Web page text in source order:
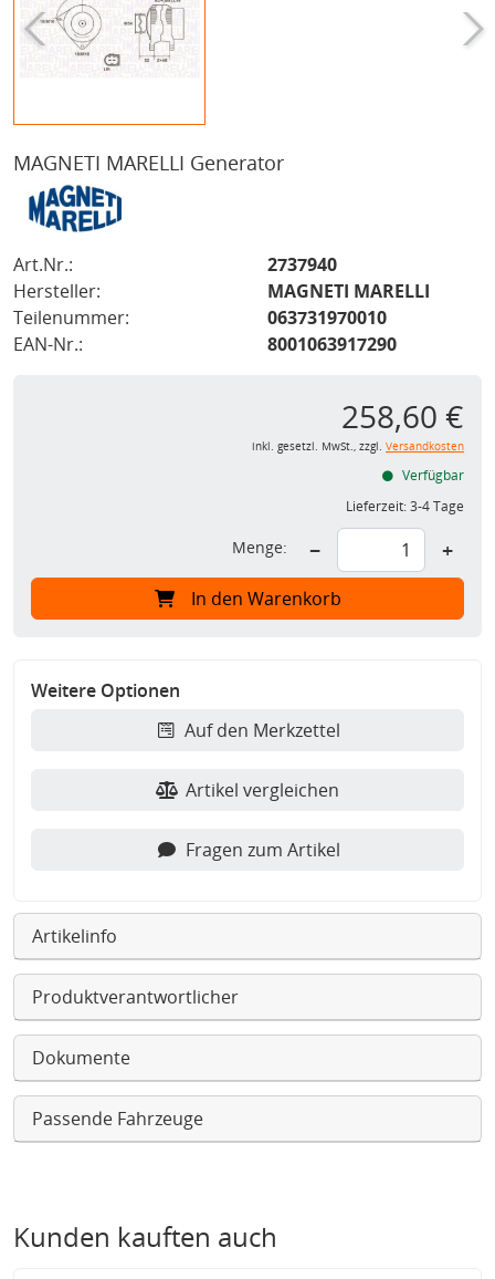
MAGNETI MARELLI Generator
Art.Nr.:
2737940
Hersteller:
MAGNETI MARELLI
Teilenummer:
063731970010
EAN-Nr.:
8001063917290
258,60 €
inkl. gesetzl. MwSt., zzgl. Versandkosten
Verfügbar
Lieferzeit:3-4 Tage
Menge: − +
In den Warenkorb
Weitere Optionen
Auf den Merkzettel
Artikel vergleichen
Fragen zum Artikel
Artikelinfo
Produktverantwortlicher
Dokumente
Passende Fahrzeuge
Kunden kauften auch